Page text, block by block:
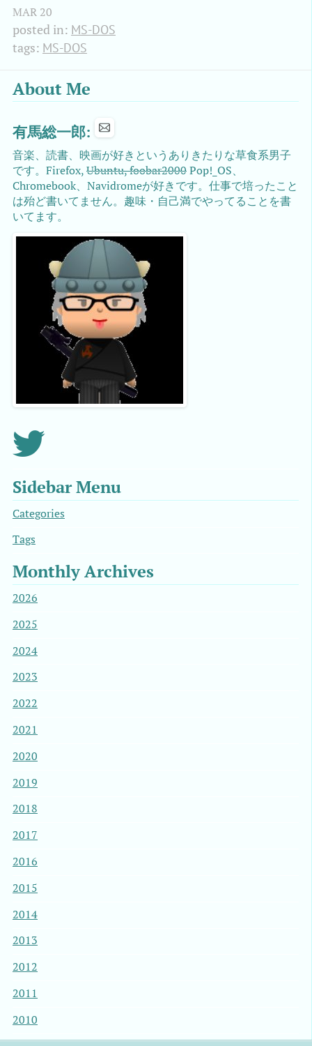
MAR 20
posted in: MS-DOS
tags: MS-DOS
About Me
有馬総一郎:
音楽、読書、映画が好きというありきたりな草食系男子
です。Firefox,Ubuntu, foobar2000Pop!_OS、
Chromebook、Navidromeが好きです。仕事で培ったこと
は殆ど書いてません。趣味・自己満でやってることを書
いてます。
Sidebar Menu
Categories
Tags
Monthly Archives
2026
2025
2024
2023
2022
2021
2020
2019
2018
2017
2016
2015
2014
2013
2012
2011
2010